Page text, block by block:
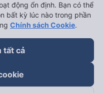
keyboard_arrow_down
keyboard_arrow_down
động ổn định. Bạn có thể
bất kỳ lúc nào trong phần
Chính sách Cookie.
tất cả